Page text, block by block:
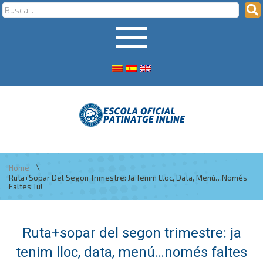
Home
\
Ruta+sopar Del Segon Trimestre: Ja Tenim Lloc, Data, Menú…només
Faltes Tu!
Ruta+sopar del segon trimestre: ja
tenim lloc, data, menú…només faltes